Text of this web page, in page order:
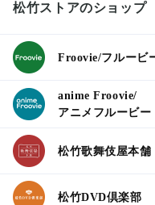
松竹ストアのショップ
Froovie/フルービ
anime Froovie/
アニメフルービー
松竹歌舞伎屋本舗
松竹DVD倶楽部